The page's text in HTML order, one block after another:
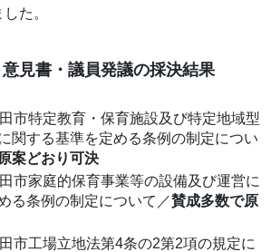
た。
見書・議員発議の採決結果
市特定教育・保育施設及び特定地域型
関する基準を定める条例の制定につい
案どおり可決
市家庭的保育事業等の設備及び運営に
る条例の制定について／賛成多数で原
市工場立地法第4条の2第2項の規定に